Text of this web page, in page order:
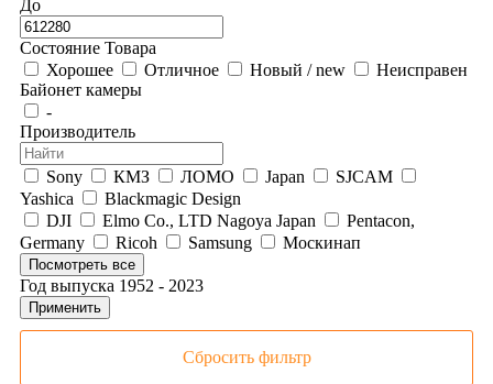
До
Состояние Товара
Хорошее
Отличное Новый / new
Неисправен
Байонет камеры
-
Производитель
Sony КМЗ ЛОМО Japan
SJCAM
Yashica
Blackmagic Design
DJI
Elmo Co., LTD Nagoya Japan
Pentacon,
Germany
Ricoh Samsung Москинап
Посмотреть все
Год выпуска 1952 - 2023
Применить
Сбросить фильтр